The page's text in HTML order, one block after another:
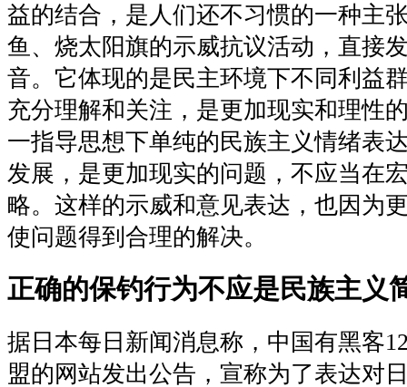
益的结合，是人们还不习惯的一种主
鱼、烧太阳旗的示威抗议活动，直接
音。它体现的是民主环境下不同利益
充分理解和关注，是更加现实和理性
一指导思想下单纯的民族主义情绪表
发展，是更加现实的问题，不应当在
略。这样的示威和意见表达，也因为
使问题得到合理的解决。
正确的保钓行为不应是民族主义
据日本每日新闻消息称，中国有黑客
盟的网站发出公告，宣称为了表达对